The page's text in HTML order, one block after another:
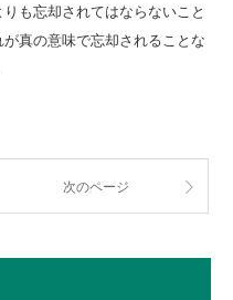
も忘却されてはならないこと
真の意味で忘却されることな
次のページ